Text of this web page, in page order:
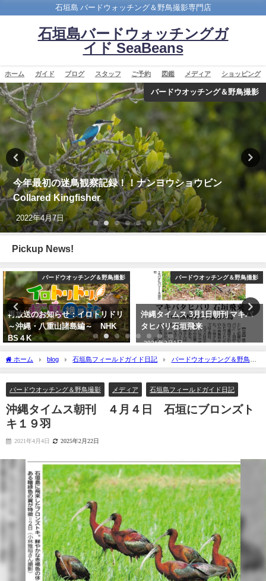
石垣島 バードウォッチング＆野鳥撮影専門店
石垣島バードウォッチングガ
イド SeaBeans
ホーム ガイド ブログ スタッフ ご予約 図鑑 メディア ショッピング
バードウオッチング＆野鳥撮影
今年最初の迷鳥観察記録！！ナンヨウショウビン
Collared Kingfisher
2022年4月7日
Pickup News!
バードウオッチング＆野鳥撮影
再放送のお知らせ：イロトリドリ
～沖縄・八重山諸島編～ NHK
BS４K
バードウオッチング＆野鳥撮影
沖縄タイムス 3月1日朝刊 マキバ
タヒバリ石垣飛来
2026年3月1日
ホーム blog 石垣島フィールドガイド日記
バードウオッチング＆野鳥撮
影
沖縄タイムス朝刊 ４月４日 石垣にブロンズトキ１９羽
バードウオッチング＆野鳥撮影 メディア 石垣島フィールドガイド日記
沖縄タイムス朝刊 ４月４日 石垣にブロンズト
キ１９羽
2021年4月4日 2025年2月22日